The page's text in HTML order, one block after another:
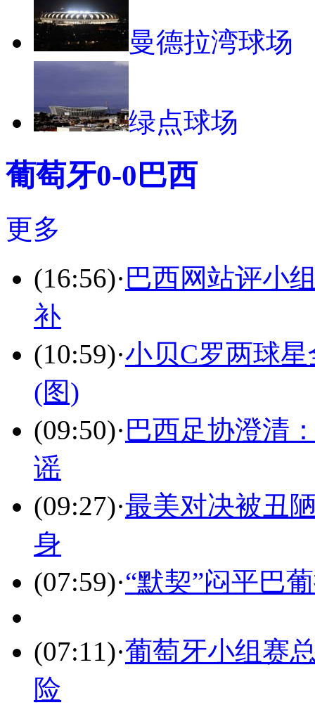
曼德拉湾球场
绿点球场
葡萄牙0-0巴西
更多
(16:56)·巴西网站评小
补
(10:59)·小贝C罗两球
(图)
(09:50)·巴西足协澄清
谣
(09:27)·最美对决被丑
身
(07:59)·“默契”闷平巴
(07:11)·葡萄牙小组赛
险